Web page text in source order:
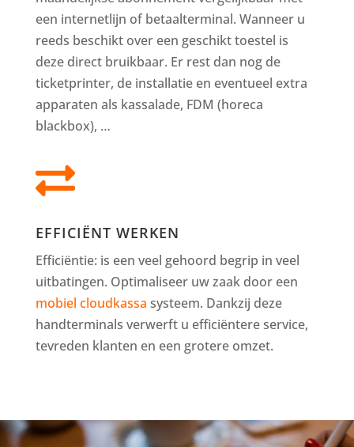
een internetlijn of betaalterminal. Wanneer u
reeds beschikt over een geschikt toestel is
deze direct bruikbaar. Er rest dan nog de
ticketprinter, de installatie en eventueel extra
apparaten als kassalade, FDM (horeca
blackbox), …

EFFICIËNT WERKEN
Efficiëntie: is een veel gehoord begrip in veel
uitbatingen. Optimaliseer uw zaak door een
mobiel cloudkassa systeem. Dankzij deze
handterminals verwerft u efficiëntere service,
tevreden klanten en een grotere omzet.